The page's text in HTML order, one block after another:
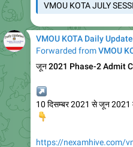
वर्धमान महावीर खुला
भी course / Diploma /
करवा रहे है, vmou kota के
ASK YOUR QUERY
👇
कल के लाइव सेशन का लिंक ( 1